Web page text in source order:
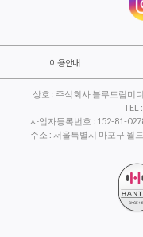
이용안내
상호 : 주식회사 블루드림미
TEL
사업자등록번호 : 152-81-
주소 : 서울특별시 마포구 월